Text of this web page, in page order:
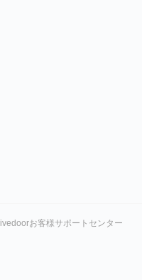
livedoorお客様サポートセンター